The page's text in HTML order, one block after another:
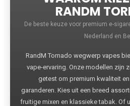
RANDM
De beste keuze voor premium e-
Nederland en
RandM Tornado wegwerp vapes
vape-ervaring. Onze modellen zijn
getest om premium kwaliteit
garanderen. Kies uit een breed
fruitige mixen en klassieke tabak. Of